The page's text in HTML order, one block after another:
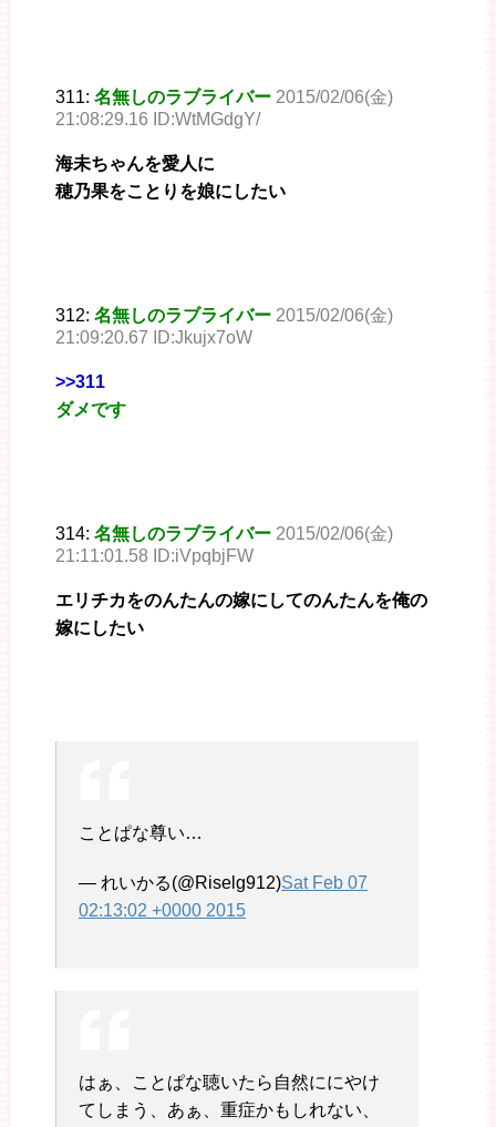
311: 名無しのラブライバー 2015/02/06(金)
21:08:29.16 ID:WtMGdgY/
海未ちゃんを愛人に
穂乃果をことりを娘にしたい
312: 名無しのラブライバー 2015/02/06(金)
21:09:20.67 ID:Jkujx7oW
>>311
ダメです
314: 名無しのラブライバー 2015/02/06(金)
21:11:01.58 ID:iVpqbjFW
エリチカをのんたんの嫁にしてのんたんを俺の
嫁にしたい
ことぱな尊い…
— れいかる(@Riselg912)Sat Feb 07
02:13:02 +0000 2015
はぁ、ことぱな聴いたら自然ににやけ
てしまう、あぁ、重症かもしれない、